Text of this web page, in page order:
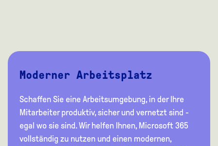
Moderner Arbeitsplatz
Schaffen Sie eine Arbeitsumgebung, in der Ihre
Mitarbeiter produktiv, sicher und vernetzt sind -
egal wo sie sind. Wir helfen Ihnen, Microsoft 365
vollständig zu nutzen und einen modernen,